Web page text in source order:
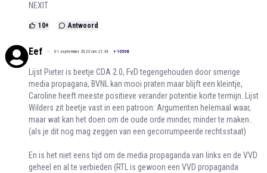
NEXIT
10+ Antwoord
Eef 01 september 2023 om 21:34 + 10508
Lijst Pieter is beetje CDA 2.0, FvD tegengehouden door smerige
media propagana, BVNL kan mooi praten maar blijft een kleintje,
Caroline heeft meeste positieve verander potentie korte termijn. Lijst
Wilders zit beetje vast in een patroon: Argumenten helemaal waar,
maar wat kan het doen om de oude orde minder, minder te maken..
(als je dit nog mag zeggen van een gecorrumpeerde rechtsstaat)
En is het niet eens tijd om de media propaganda van links en de VVD
geheel en al te verbieden (RTL is gewoon een VVD propaganda